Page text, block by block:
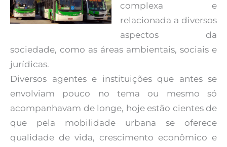
complexa e
relacionada a diversos
aspectos da
sociedade, como as áreas ambientais, sociais e
jurídicas.
Diversos agentes e instituições que antes se
envolviam pouco no tema ou mesmo só
acompanhavam de longe, hoje estão cientes de
que pela mobilidade urbana se oferece
qualidade de vida, crescimento econômico e